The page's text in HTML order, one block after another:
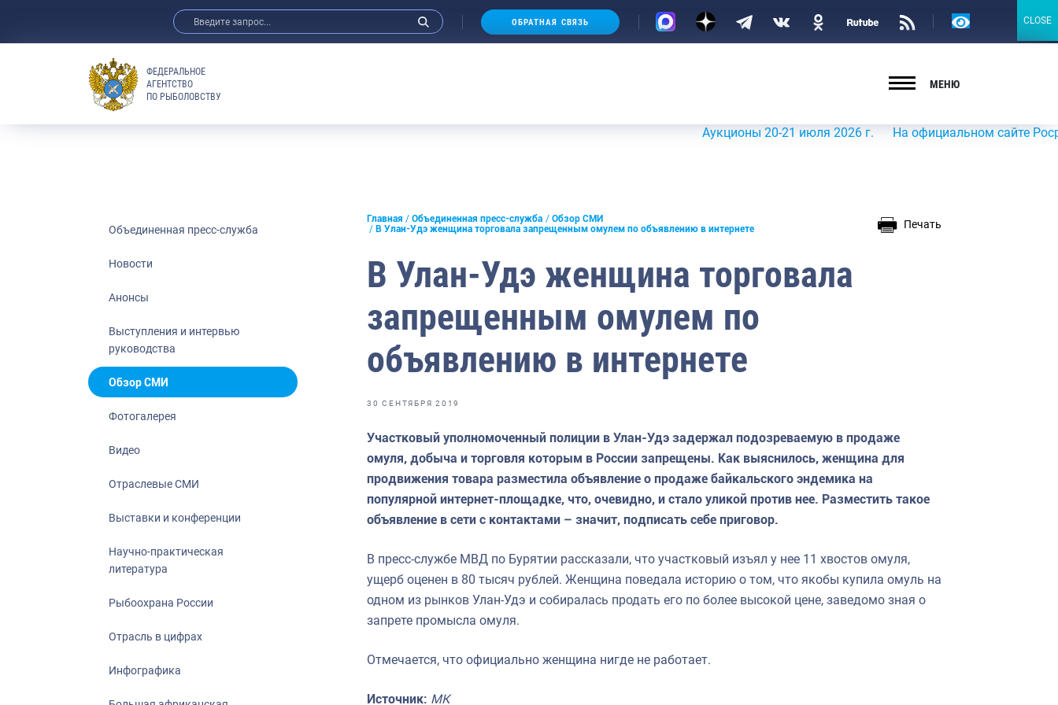
Анонсы
Выставки и конференции
Рыбоохрана России
Отрасль в цифрах
Инфографика
Большая африканская экспедиция
Укрепление духовно-нравственных
ОБРАТНАЯ СВЯЗЬ
Версия
ФЕДЕРАЛЬНОЕ
АГЕНТСТВО
ПО РЫБОЛОВСТВУ
МЕНЮ
Аукционы 20-21 июля 2026 г. На официальном сайте
Объединенная пресс-служба
Новости
Анонсы
Выступления и интервью
руководства
Обзор СМИ
Фотогалерея
Видео
Отраслевые СМИ
Выставки и конференции
Научно-практическая
литература
Рыбоохрана России
Отрасль в цифрах
Инфографика
Главная Объединенная пресс-служба
Обзор СМИ
В Улан-Удэ женщина торговала запрещенным омулем по объявлению в интернете
Печать
В Улан-Удэ женщина торговала
запрещенным омулем по
объявлению в интернете
30 СЕНТЯБРЯ 2019
Участковый уполномоченный полиции в Улан-Удэ задержал подозреваемую в продаже
омуля, добыча и торговля которым в России запрещены. Как выяснилось, женщина для
продвижения товара разместила объявление о продаже байкальского эндемика на
популярной интернет-площадке, что, очевидно, и стало уликой против нее. Разместить такое
объявление в сети с контактами – значит, подписать себе приговор.
В пресс-службе МВД по Бурятии рассказали, что участковый изъял у нее 11 хвостов омуля,
ущерб оценен в 80 тысяч рублей. Женщина поведала историю о том, что якобы купила омуль на
одном из рынков Улан-Удэ и собиралась продать его по более высокой цене, заведомо зная о
запрете промысла омуля.
Отмечается, что официально женщина нигде не работает.
Источник: МК
CLOSE
CLOSE